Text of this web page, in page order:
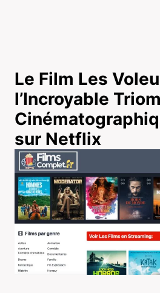
Le Film Les
l’Incroyable
sur Netflix